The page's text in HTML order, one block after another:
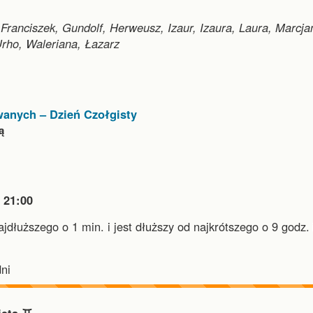
Gundolf, Herweusz, Izaur, Izaura, Laura,
Waleriana, Łazarz
– Dzień Czołgisty
21:00
o 1 min. i jest dłuższy od najkrótszego o 9